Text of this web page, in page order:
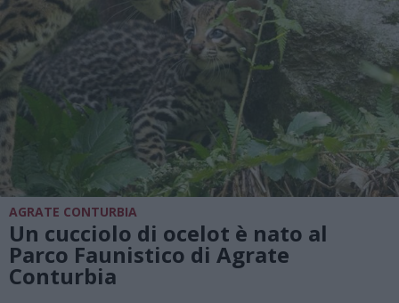
AGRATE CONTURBIA
Un cucciolo di ocelot è nato al
Parco Faunistico di Agrate
Conturbia